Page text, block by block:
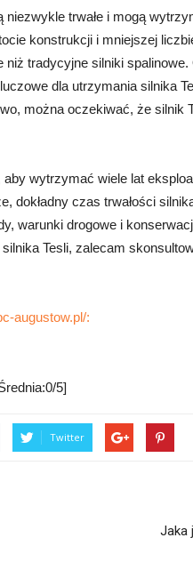
niezwykle trwałe i mogą
konstrukcji i mniejszej
niż tradycyjne silniki
dla utrzymania silnika
można oczekiwać, że silnik
wytrzymać wiele lat
dokładny czas trwałości
warunki drogowe i
Tesli, zalecam
augustow.pl/:
5]
Twitter
Jaka